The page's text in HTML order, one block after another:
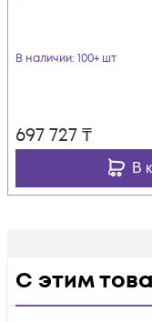
В наличии: 100+ шт
697 727₸
В
С этим